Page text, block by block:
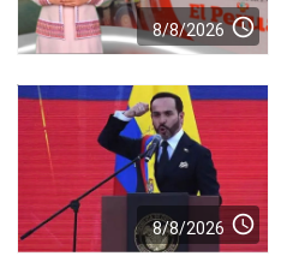
8/8/2026 access_time
8/8/2026 access_time